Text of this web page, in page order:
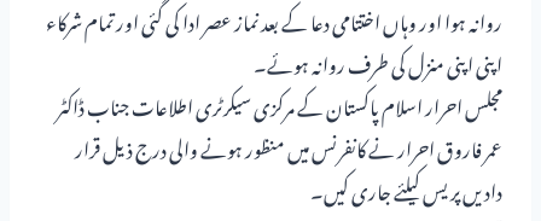
روانہ ہوا اور وہاں اختتامی دعا کے بعد نماز عصر ادا کی گئی اور تمام شرکاء
اپنی اپنی منزل کی طرف روانہ ہوئے۔
مجلس احرار اسلام پاکستان کے مرکزی سیکرٹری اطلاعات جناب ڈاکٹر
عمر فاروق احرار نے کانفرنس میں منظور ہونے والی درج ذیل قرار
دادیں پریس کیلئے جاری کیں۔